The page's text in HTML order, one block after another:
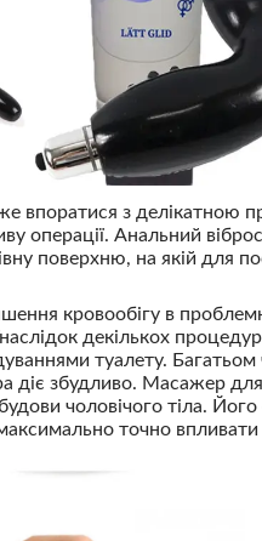
впоратися з делікатною
операції. Анальний
поверхню, на якій для
кровообігу в
декількох
туалету. Багатьом
діє збудливо. Масажер
чоловічого тіла.
точно впливати